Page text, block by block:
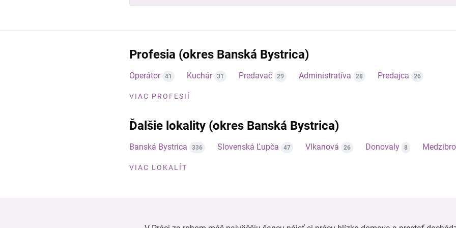
Profesia (okres Banská Bystrica)
Operátor 41 Kuchár 31 Predavač 29 Administratíva 28 Predajca 26
VIAC PROFESIÍ
Ďalšie lokality (okres Banská Bystrica)
Banská Bystrica 336 Slovenská Ľupča 47 Vlkanová 26 Donovaly 8
VIAC LOKALÍT